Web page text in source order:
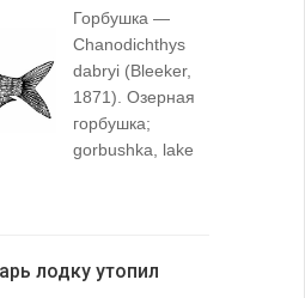
Горбушка —
Chanodichthys
dabryi (Bleeker,
1871). Озерная
горбушка;
gorbushka, lake
лодку утопил